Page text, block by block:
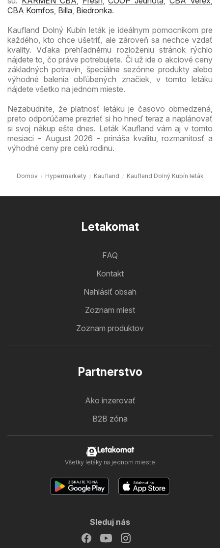
CBA Komfos, Billa, Biedronka.
Kaufland Dolný Kubín leták je ideálnym pomocníkom pre
každého, kto chce ušetriť, ale zároveň sa nechce vzdať
kvality. Vďaka prehľadnému rozloženiu stránok rýchlo
nájdete to, čo práve potrebujete. Či už ide o akciové ceny
základných potravín, špeciálne sezónne produkty alebo
výhodné balenia obľúbených značiek, v tomto letáku
nájdete všetko na jednom mieste.
Nezabudnite, že platnosť letáku je časovo obmedzená,
preto odporúčame prezrieť si ho hneď teraz a naplánovať
si svoj nákup ešte dnes. Leták Kaufland vám aj v tomto
mesiaci - August 2026 - prináša kvalitu, rozmanitosť a
výhodné ceny pre celú rodinu.
Domov Hypermarkety Kaufland Kaufland Dolný Kubín leták
Letakomat
FAQ
Kontakt
Nahlásiť obsah
Zoznam miest
Zoznam produktov
Partnerstvo
Ako inzerovať
B2B zóna
Letakomat
Všetky letáky na jednom mieste
Sleduj nás